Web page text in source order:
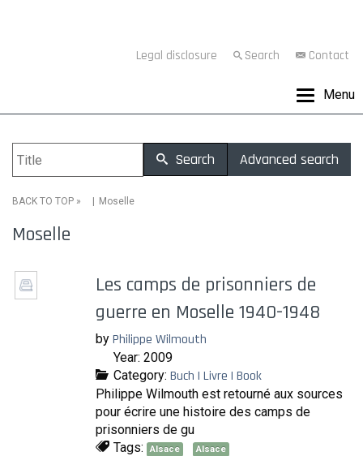
Legal disclosure Search Contact
Menu
Search Advanced search
BACK TO TOP » Moselle
Moselle
Les camps de prisonniers de
guerre en Moselle 1940-1948
by Philippe Wilmouth
Year: 2009
Category: Buch | Livre | Book
Philippe Wilmouth est retourné aux sources
pour écrire une histoire des camps de
prisonniers de gu
Tags:
Alsace
Alsace